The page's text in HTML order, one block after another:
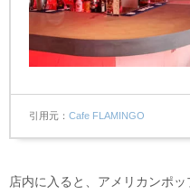
引用元 Cafe FLAMINGO
店内に入ると、アメリカンポ